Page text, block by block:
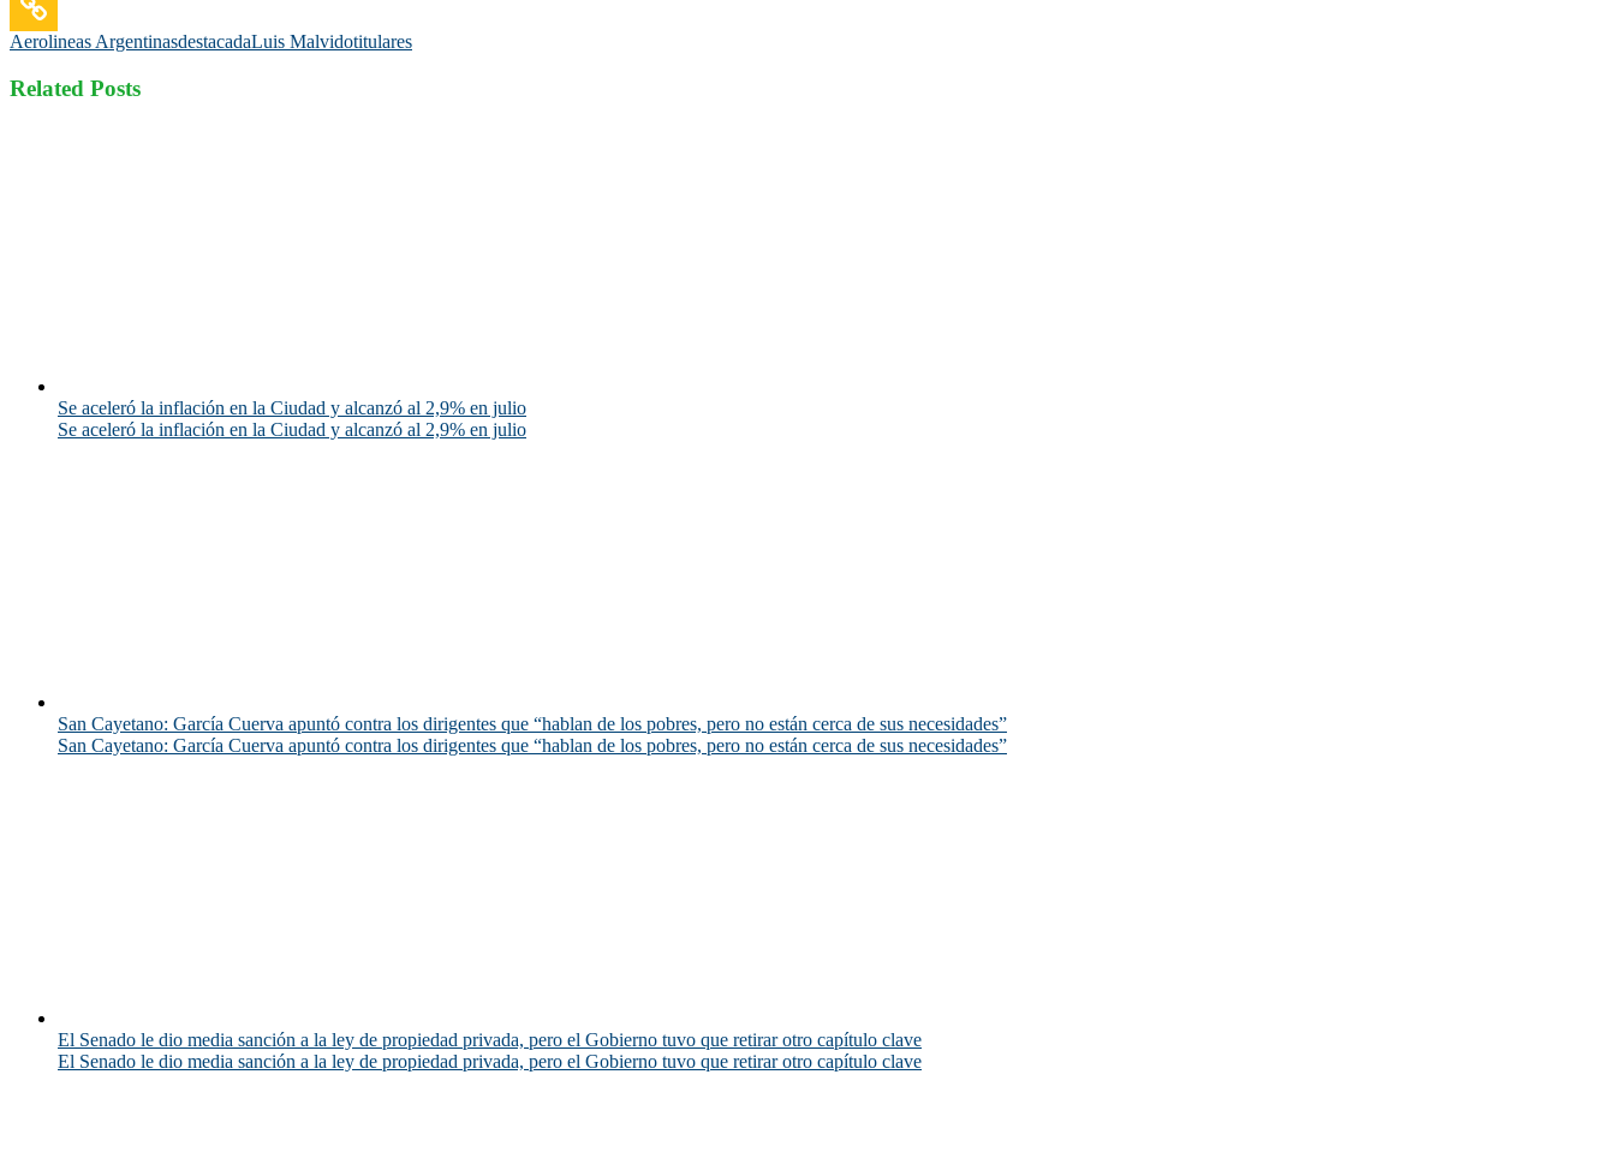
Aerolineas ArgentinasdestacadaLuis Malvidotitulares
Related Posts
Se aceleró la inflación en la Ciudad y alcanzó al 2,9% en julio
Se aceleró la inflación en la Ciudad y alcanzó al 2,9% en julio
San Cayetano: García Cuerva apuntó contra los dirigentes que “hablan de los pobres, pero no están cerca de sus necesidades”
San Cayetano: García Cuerva apuntó contra los dirigentes que “hablan de los pobres, pero no están cerca de sus necesidades”
El Senado le dio media sanción a la ley de propiedad privada, pero el Gobierno tuvo que retirar otro capítulo clave
El Senado le dio media sanción a la ley de propiedad privada, pero el Gobierno tuvo que retirar otro capítulo clave